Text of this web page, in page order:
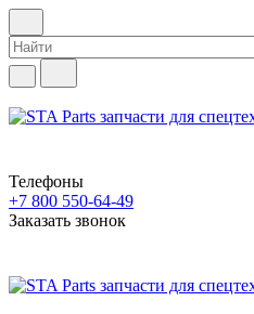
Телефоны
+7 800 550-64-49
Заказать звонок